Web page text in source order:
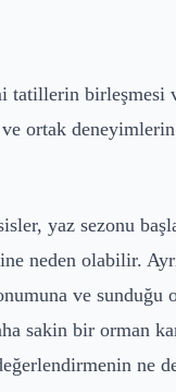
tatillerin
ortak deneyimlerin
yaz sezonu
neden olabilir.
ve sunduğu
sakin bir orman
ne